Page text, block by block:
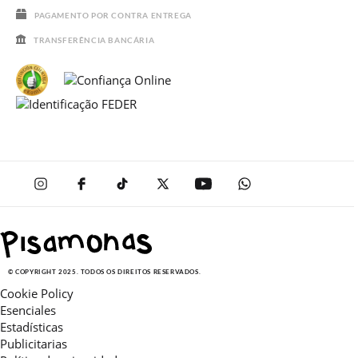
PAGAMENTO POR CONTRA ENTREGA
TRANSFERÊNCIA BANCÁRIA
© COPYRIGHT 2025. TODOS OS DIREITOS RESERVADOS.
Cookie Policy
Esenciales
Estadísticas
Publicitarias